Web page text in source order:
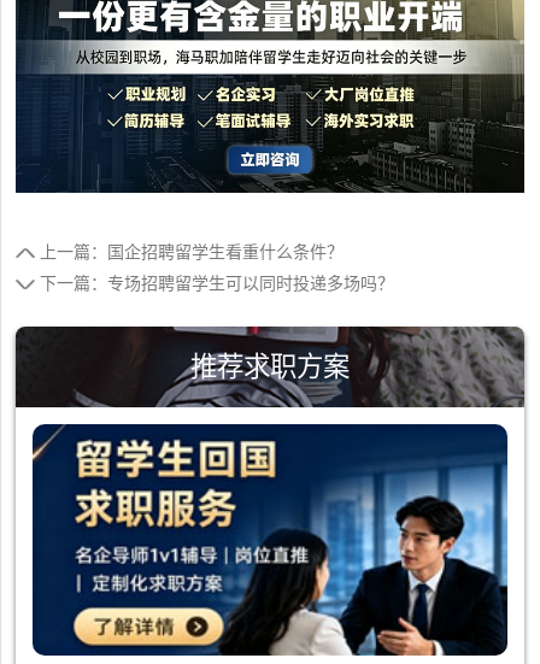
上一篇：国企招聘留学生看重什么条件？
下一篇：专场招聘留学生可以同时投递多场吗？
推荐求职方案